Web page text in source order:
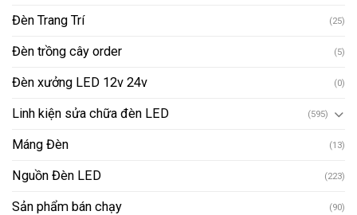
Đèn Trang Trí (25)
Đèn trồng cây order (5)
Đèn xưởng LED 12v 24v (0)
Linh kiện sửa chữa đèn LED (595)
Máng Đèn (13)
Nguồn Đèn LED (223)
Sản phẩm bán chạy (90)